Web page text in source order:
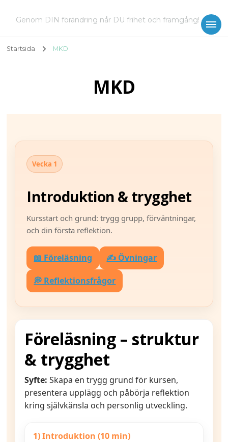
Genom DIN förändring når DU frihet och framgång!
Startsida MKD
MKD
Vecka 1
Introduktion & trygghet
Kursstart och grund: trygg grupp, förväntningar,
och din första reflektion.
📖 Föreläsning ✍️ Övningar
💭 Reflektionsfrågor
Föreläsning – struktur
& trygghet
Syfte: Skapa en trygg grund för kursen,
presentera upplägg och påbörja reflektion
kring självkänsla och personlig utveckling.
1) Introduktion (10 min)